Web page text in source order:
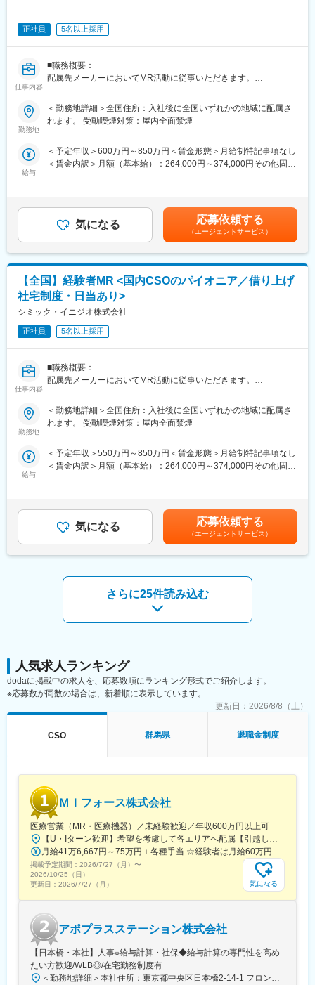
シミック・イニジオにとってサービス品質の源泉となるのは人財
資を行っています。自己成長意欲を尊重し、業務直結の研修だけ
でなく、変化する時代に対応するビジネススキル習得も含め階層
行っています。
できる制度があります。社員と社員のご家族が安心し、仕事もプ
ライベートも充実して活躍できるよう、福利厚生制度を整備して
ラスの借り上げ社宅制度や単身赴任のサポート制度を導入し、そ
の利用率も高水準となっています。
■社内認定資格制度
製薬企業での開発パイプラインの変化にともない、当社において
はオンコロジーをはじめスペシャリティ領域のプロジェクトが増
加しています。またスペシャリティ領域については社員の関心も
高く、これに応えるべく専門性の高い人財を育成するための社内
認定資格制度を設けています。現在はオンコロジー分野で「血液
がん」と「固形がん」の2つのコースが展開されています。
正社員 5名以上採用
仕事内容
■職務概要：
配属先メーカーにおいてMR活動に従事いただきます。
■新薬プロジェクト95％超／常時60以上のプロジェクトが稼働
プロジェクトの数やバリエーションはキャリア形成に直結するた
め、CSOでの転職を考えるうえで重要なポイントです。
業規模、製品領域などのバランスを考慮しながら、常時60以上の
プロジェクトが稼働しています。
■年齢も経験も多様な人財が活躍
シミック・イニジオはほぼ全員が中途採用です。それぞれ異なる
バックグラウンドを持ち、その経験を活かして活動しています。
社員の年齢分布も幅広く、20代～60代まで在籍しています。社員
の経験の多様性は、変革期にある製薬業界にあって、私たちの事
業を支える重要な要素です。
■人財育成への積極投資
シミック・イニジオにとってサービス品質の源泉となるのは人財
資を行っています。自己成長意欲を尊重し、業務直結の研修だけ
でなく、変化する時代に対応するビジネススキル習得も含め階層
行っています。
できる制度があります。社員と社員のご家族が安心し、仕事もプ
ライベートも充実して活躍できるよう、福利厚生制度を整備して
ラスの借り上げ社宅制度や単身赴任のサポート制度を導入し、そ
の利用率も高水準となっています。
■社内認定資格制度
製薬企業での開発パイプラインの変化にともない、当社において
加しています。またスペシャリティ領域については社員の関心も
高く、これに応えるべく専門性の高い人財を育成するための社内
認定資格制度を設けています。現在はオンコロジー分野で「血液
がん」と「固形がん」の2つのコースが展開されています。
勤務地
＜勤務地詳細＞全国住所：入社後に全国いずれかの地域に配属さ
れます。 受動喫煙対策：屋内全面禁煙
給与
＜予定年収＞600万円～850万円＜賃金形態＞月給制特記事項なし
＜賃金内訳＞月額（基本給）：264,000円～374,000円その他固定
を全額支給 ■賞与年2回（昨年度実績4.2ヶ月）、報酬改定年1回■
全国勤務が可能な方は、初回給与時に30万円の一時金を支給賃金
はあくまでも目安の金額であり、選考を通じて上下する可能性が
あります。月給(月額)は固定手当を含めた表記です。
気になる 応募依頼する
（エージェントサービス）
【全国】経験者MR <国内CSOのパイオニア／借り上げ
社宅制度・日当あり>
シミック・イニジオ株式会社
正社員 5名以上採用
仕事内容
■職務概要：
配属先メーカーにおいてMR活動に従事いただきます。
■新薬プロジェクト95％超／常時60以上のプロジェクトが稼働
プロジェクトの数やバリエーションはキャリア形成に直結するた
め、CSOでの転職を考えるうえで重要なポイントです。
業規模、製品領域などのバランスを考慮しながら、常時60以上の
プロジェクトが稼働しています。
■年齢も経験も多様な人財が活躍
シミック・イニジオはほぼ全員が中途採用です。それぞれ異なる
バックグラウンドを持ち、その経験を活かして活動しています。
の経験の多様性は、変革期にある製薬業界にあって、私たちの事
業を支える重要な要素です。
■人財育成への積極投資
そのため人財育成・能力開発は重要施策と位置づけ、積極的な投
資を行っています。自己成長意欲を尊重し、業務直結の研修だけ
でなく、変化する時代に対応するビジネススキル習得も含め階層
ごとにプログラムを展開し、会社全体の価値を高める取り組みを
■家族も安心な手厚い福利厚生
できる制度があります。社員と社員のご家族が安心し、仕事もプ
います。
特に転勤を伴うことのあるMR職については、CSO業界トップク
ラスの借り上げ社宅制度や単身赴任のサポート制度を導入し、そ
の利用率も高水準となっています。
■社内認定資格制度
製薬企業での開発パイプラインの変化にともない、当社において
はオンコロジーをはじめスペシャリティ領域のプロジェクトが増
加しています。またスペシャリティ領域については社員の関心も
高く、これに応えるべく専門性の高い人財を育成するための社内
がん」と「固形がん」の2つのコースが展開されています。
勤務地
＜勤務地詳細＞全国住所：入社後に全国いずれかの地域に配属さ
れます。 受動喫煙対策：屋内全面禁煙
給与
＜予定年収＞550万円～850万円＜賃金形態＞月給制特記事項なし
＜賃金内訳＞月額（基本給）：264,000円～374,000円その他固定
を全額支給 ■賞与年2回（昨年度実績4.2ヶ月）、報酬改定年1回■
全国勤務が可能な方は、初回給与時に30万円の一時金を支給賃金
はあくまでも目安の金額であり、選考を通じて上下する可能性が
あります。月給(月額)は固定手当を含めた表記です。
気になる 応募依頼する
（エージェントサービス）
さらに25件読み込む
人気求人ランキング
dodaに掲載中の求人を、応募数順にランキング形式でご紹介します。
※応募数が同数の場合は、新着順に表示しています。
更新日： 2026/8/8（土）
CSO 群馬県 退職金制度
ＭＩフォース株式会社
医療営業（MR・医療機器）／未経験歓迎／年収600万円以上可
掲載予定期間： 2026/7/27（月） 〜
2026/10/25（日）
更新日： 2026/7/27（月） 気になる
アポプラスステーション株式会社
【日本橋・本社】人事※給与計算・社保◆給与計算の専門性を高め
たい方歓迎/WLB◎/在宅勤務制度有